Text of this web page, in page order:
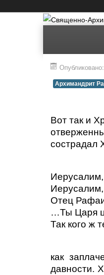
Архимандрит
Вот так и
сострадал
Отец
…Ты Царя
Так кого ж
как
давности.